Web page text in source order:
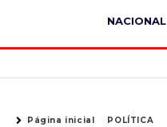
NACIONAL
Página inicial POLÍTICA